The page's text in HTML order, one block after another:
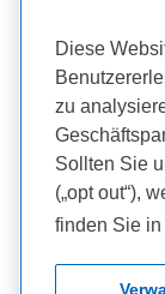
Diese
zu
Sollten Sie
(„opt out“),
finden Sie